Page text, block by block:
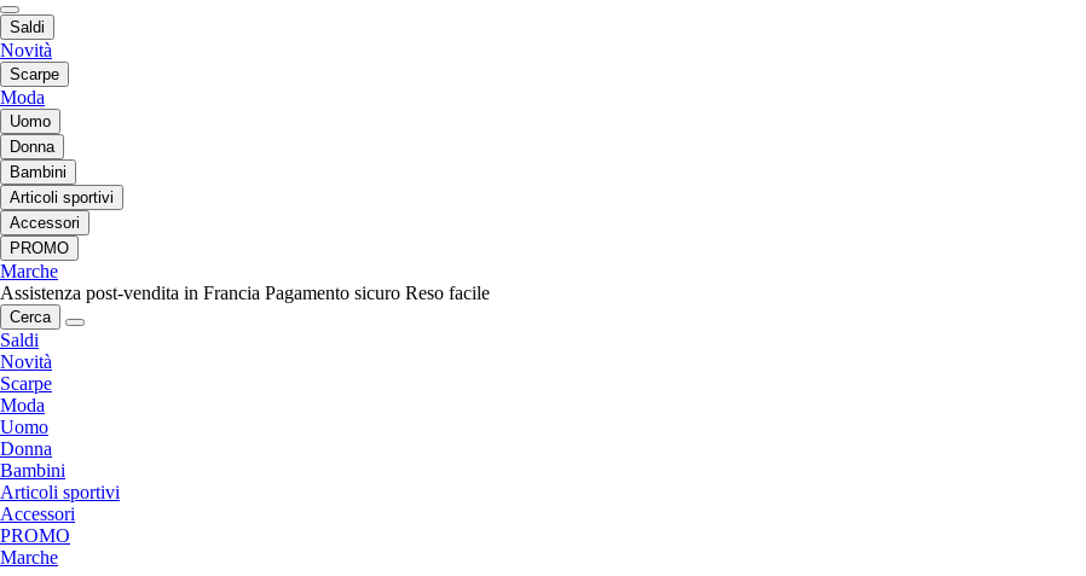
Saldi
Novità
Scarpe
Moda
Uomo
Donna
Bambini
Articoli sportivi
Accessori
PROMO
Marche
Assistenza post-vendita in Francia Pagamento sicuro Reso facile
Cerca
Saldi
Novità
Scarpe
Moda
Uomo
Donna
Bambini
Articoli sportivi
Accessori
PROMO
Marche